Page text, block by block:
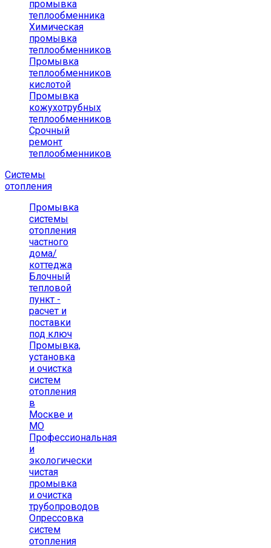
промывка
теплообменника
Химическая
промывка
теплообменников
Промывка
теплообменников
кислотой
Промывка
кожухотрубных
теплообменников
Срочный
ремонт
теплообменников
Системы
отопления
Промывка
системы
отопления
частного
дома/
коттеджа
Блочный
тепловой
пункт -
расчет и
поставки
под ключ
Промывка,
установка
и очистка
систем
отопления
в
Москве и
МО
Профессиональная
и
экологически
чистая
промывка
и очистка
трубопроводов
Опрессовка
систем
отопления